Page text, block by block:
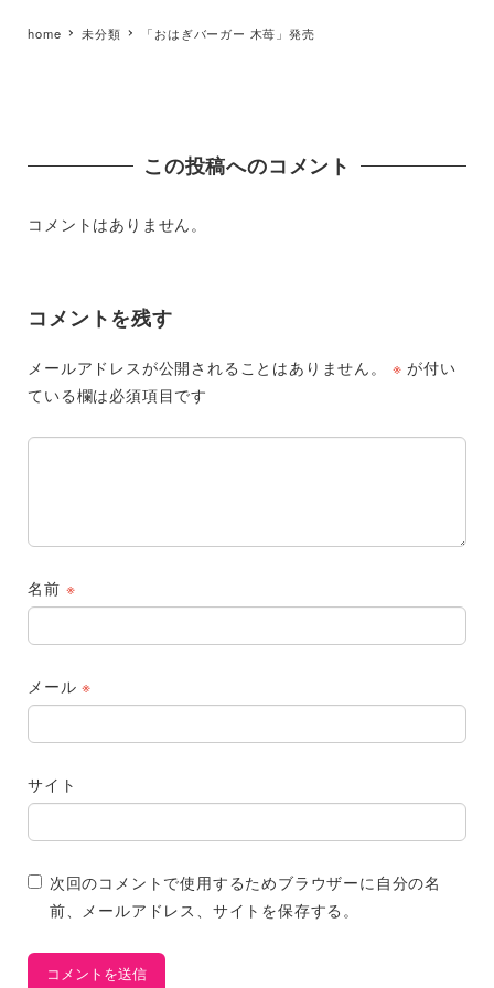
home 未分類 「おはぎバーガー 木苺」発売
この投稿へのコメント
コメントはありません。
コメントを残す
メールアドレスが公開されることはありません。 ※ が付い
ている欄は必須項目です
名前 ※
メール※
サイト
次回のコメントで使用するためブラウザーに自分の名
前、メールアドレス、サイトを保存する。